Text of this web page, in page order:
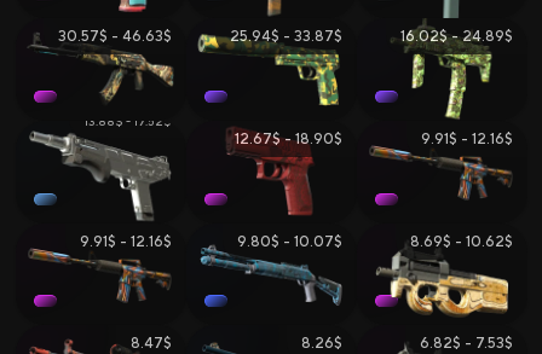
30.57$ - 46.63$ 25.94$ - 33.87$ 16.02$ - 24.89$
13.88$ - 17.52$
12.67$ - 18.90$ 9.91$ - 12.16$
9.91$ - 12.16$ 9.80$ - 10.07$ 8.69$ - 10.62$
8.47$ 8.26$ 6.82$ - 7.53$